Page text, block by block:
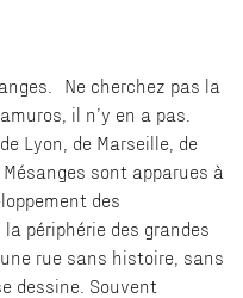
Ne cherchez pas la
il n’y en a pas.
Lyon, de Marseille, de
sont apparues à
des
périphérie des grandes
rue sans histoire, sans
dessine. Souvent